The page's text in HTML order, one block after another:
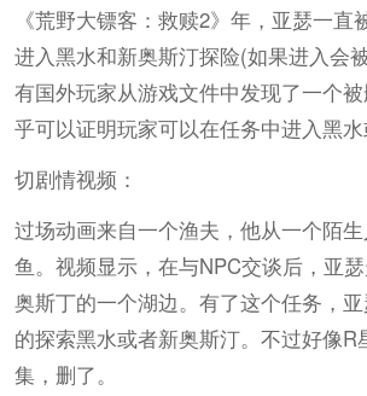
《荒野大镖客：救赎2》年，亚瑟一直
进入黑水和新奥斯汀探险(如果进入会
有国外玩家从游戏文件中发现了一个
乎可以证明玩家可以在任务中进入黑水
切剧情视频：
过场动画来自一个渔夫，他从一个陌
鱼。视频显示，在与NPC交谈后，亚
奥斯丁的一个湖边。有了这个任务，
的探索黑水或者新奥斯汀。不过好像R
集，删了。